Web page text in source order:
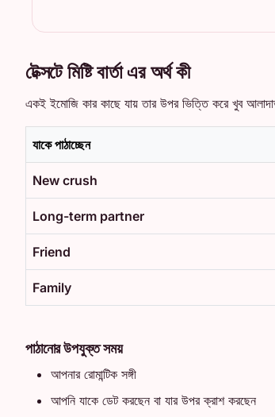
টেক্সটে মিষ্টি বার্তা এর অর্থ কী
একই ইমোজি কার কাছে যায় তার উপর ভিত্তি করে খুব
যাকে পাঠাচ্ছেন
New crush
Long-term partner
Friend
Family
পাঠানোর উপযুক্ত সময়
আপনার রোমান্টিক সঙ্গী
আপনি যাকে ডেট করছেন বা যার উপর ক্রাশ করছেন